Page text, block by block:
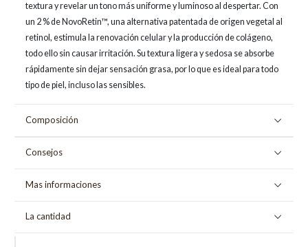
textura y revelar un tono más uniforme y luminoso al despertar. Con
un 2 % de NovoRetin™, una alternativa patentada de origen vegetal al
retinol, estimula la renovación celular y la producción de colágeno,
todo ello sin causar irritación. Su textura ligera y sedosa se absorbe
rápidamente sin dejar sensación grasa, por lo que es ideal para todo
tipo de piel, incluso las sensibles.
Composición
Consejos
Mas informaciones
La cantidad